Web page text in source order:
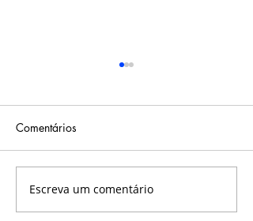
Letícia Vidal -
Coordenadora
Comentários
Escreva um comentário